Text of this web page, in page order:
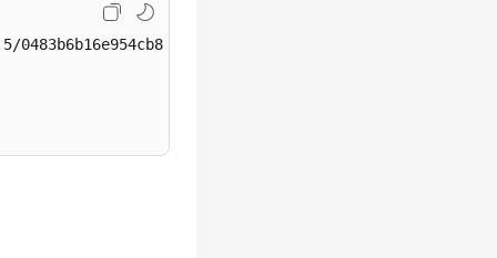
instances/